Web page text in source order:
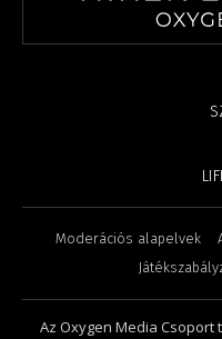
Moderációs alapelvek
Az Oxygen Media Csoport